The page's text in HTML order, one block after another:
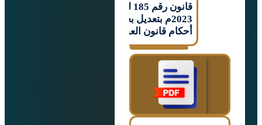
قانون رقم 185 لسنة
2023م بتعديل بعض
أحكام قانون العقوبات